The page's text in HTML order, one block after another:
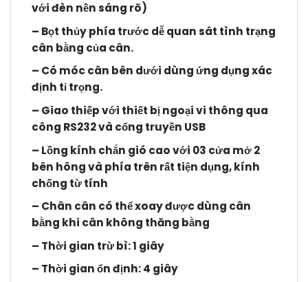
với đèn nền sáng rõ)
– Bọt thủy phía trước dễ quan sát tình trạng
cân bằng của cân.
– Có móc cân bên dưới dùng ứng dụng xác
định tỉ trọng.
– Giao thiếp với thiết bị ngoại vi thông qua
công RS232 và cổng truyền USB
– Lồng kính chắn gió cao với 03 cửa mở 2
bên hông và phía trên rất tiện dụng, kính
chống từ tính
– Chân cân có thể xoay được dùng cân
bằng khi cân không thăng bằng
– Thời gian trừ bì: 1 giây
– Thời gian ổn định: 4 giây